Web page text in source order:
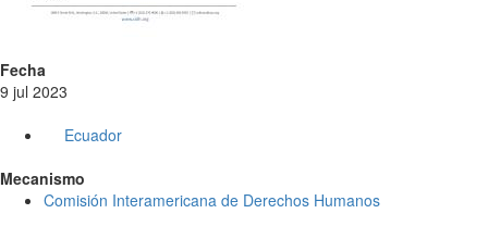
Fecha
9 jul 2023
Ecuador
Mecanismo
Comisión Interamericana de Derechos Humanos